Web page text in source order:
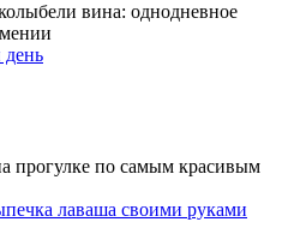
вина: однодневное
день
прогулке по самым красивым
лаваша своими руками